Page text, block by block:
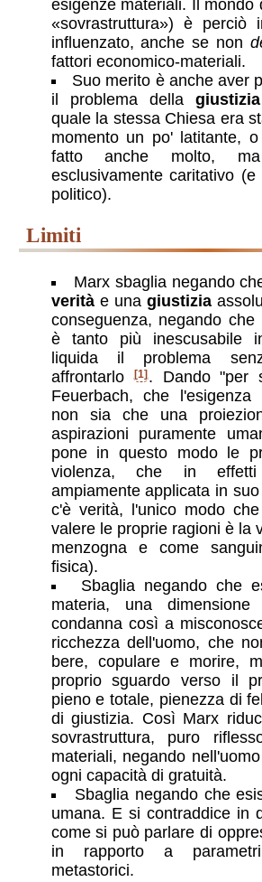
esigenze materiali. Il mondo
sovrastruttura ) è perciò
influenzato, anche se non
fattori economico-materiali.
Suo merito è anche aver
il problema della
quale la stessa Chiesa era
momento un po' latitante,
fatto anche molto,
esclusivamente caritativo
politico).
limiti
Marx sbaglia negando
veritàe unagiustizia
conseguenza, negando
è tanto più inescusabile
liquida il problema
affrontarlo
[1]. Dando "per
Feuerbach, che l'esigenza
non sia che una
aspirazioni puramente
pone in questo modo le
violenza, che in
ampiamente applicata in
c'è verità, l'unico modo
valere le proprie ragioni è la
menzogna e come
fisica).
Sbaglia negando che
materia, una
condanna così a
ricchezza dell'uomo, che
bere, copulare e morire,
proprio sguardo verso il
pieno e totale, pienezza di
di giustizia. Così Marx
sovrastruttura, puro
materiali, negando
ogni capacità di gratuità.
Sbaglia negando che
umana. E si contraddice in
come si può parlare di
in rapporto a
metastorici.